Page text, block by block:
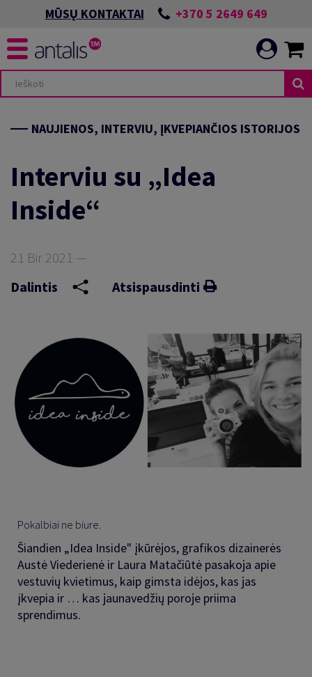
MŪSŲ KONTAKTAI +370 5 2649 649
NAUJIENOS, INTERVIU, ĮKVEPIANČIOS ISTORIJOS
Interviu su „Idea
Inside“
21 Bir 2021 —
Dalintis
Atsispausdinti
Pokalbiai ne biure.
Šiandien „Idea Inside" įkūrėjos, grafikos dizainerės
Austė Viederienė ir Laura Matačiūtė pasakoja apie
vestuvių kvietimus, kaip gimsta idėjos, kas jas
įkvepia ir … kas jaunavedžių poroje priima
sprendimus.